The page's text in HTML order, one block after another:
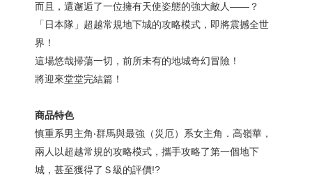
而且，還邂逅了一位擁有天使姿態的強大敵人——？
「日本隊」超越常規地下城的攻略模式，即將震撼全世
界！
這場悠哉掃蕩一切，前所未有的地城奇幻冒險！
將迎來堂堂完結篇！
商品特色
慎重系男主角‧群馬與最強（災厄）系女主角．高嶺華，
兩人以超越常規的攻略模式，攜手攻略了第一個地下
城，甚至獲得了Ｓ級的評價!?